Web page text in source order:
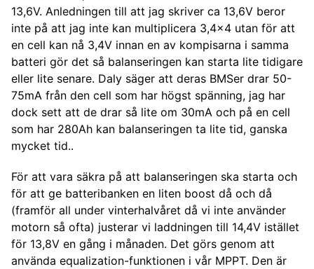
13,6V. Anledningen till att jag skriver ca 13,6V beror
inte på att jag inte kan multiplicera 3,4x4 utan för att
en cell kan nå 3,4V innan en av kompisarna i samma
batteri gör det så balanseringen kan starta lite tidigare
eller lite senare. Daly säger att deras BMSer drar 50-
75mA från den cell som har högst spänning, jag har
dock sett att de drar så lite om 30mA och på en cell
som har 280Ah kan balanseringen ta lite tid, ganska
mycket tid..
För att vara säkra på att balanseringen ska starta och
för att ge batteribanken en liten boost då och då
(framför all under vinterhalvåret då vi inte använder
motorn så ofta) justerar vi laddningen till 14,4V istället
för 13,8V en gång i månaden. Det görs genom att
använda equalization-funktionen i vår MPPT. Den är